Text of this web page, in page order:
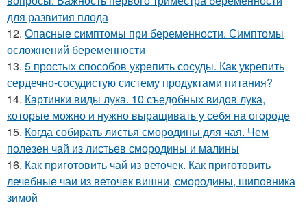
для развития плода
12. Опасные симптомы при беременности. Симптомы
осложнений беременности
13. 5 простых способов укрепить сосуды. Как укрепить
сердечно-сосудистую систему продуктами питания?
14. Картинки виды лука. 10 съедобных видов лука,
которые можно и нужно выращивать у себя на огороде
15. Когда собирать листья смородины для чая. Чем
полезен чай из листьев смородины и малины
16. Как приготовить чай из веточек. Как приготовить
лечебные чаи из веточек вишни, смородины, шиповника
зимой